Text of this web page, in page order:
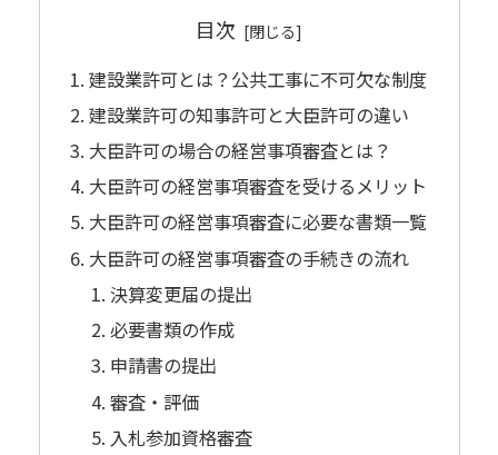
目次
建設業許可とは？公共工事に不可欠な制度
建設業許可の知事許可と大臣許可の違い
大臣許可の場合の経営事項審査とは？
大臣許可の経営事項審査を受けるメリット
大臣許可の経営事項審査に必要な書類一覧
大臣許可の経営事項審査の手続きの流れ
決算変更届の提出
必要書類の作成
申請書の提出
審査・評価
入札参加資格審査